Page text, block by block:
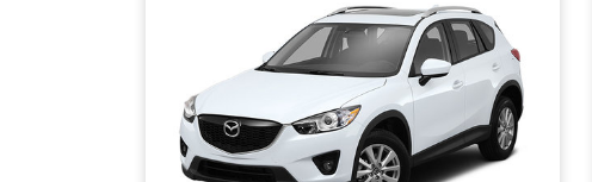
SHERBROOKE